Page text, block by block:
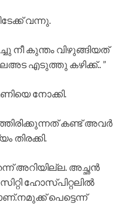
വന്നു.
നീ കുന്തം വിഴുങ്ങിയത്
എടുത്തു കഴിക്ക്.. ”
നോക്കി.
കണ്ട് അവർ
തിരക്കി.
അറിയില്ല. അച്ഛൻ
ഹോസ്പിറ്റലിൽ
പെട്ടെന്ന്